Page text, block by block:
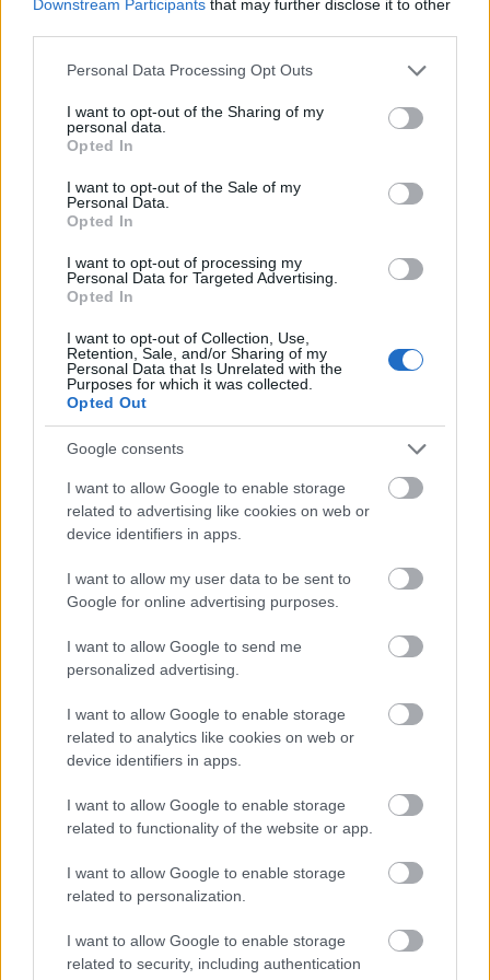
Downstream Participants that may further disclose it to other
Please note that this website/app uses one or more Google
not limited to your visit or usage behaviour. You may click to
grant or deny consent to Google and its third-party tags to
use your data for below specified purposes in below Google
consent section.
Personal Data Processing Opt Outs
I want to opt-out of the Sharing of my
personal data.
Opted In
I want to opt-out of the Sale of my
Personal Data.
Opted In
I want to opt-out of processing my
Personal Data for Targeted Advertising.
Opted In
I want to opt-out of Collection, Use,
Retention, Sale, and/or Sharing of my
Personal Data that Is Unrelated with the
Purposes for which it was collected.
Opted Out
Google consents
I want to allow Google to enable storage
related to advertising like cookies on web or
device identifiers in apps.
I want to allow my user data to be sent to
Google for online advertising purposes.
I want to allow Google to send me
personalized advertising.
I want to allow Google to enable storage
related to analytics like cookies on web or
device identifiers in apps.
I want to allow Google to enable storage
related to functionality of the website or app.
I want to allow Google to enable storage
related to personalization.
I want to allow Google to enable storage
related to security, including authentication
μακροχρόνιας ανεργίας και τουβοηθήματος
προπληρωμή του Δώρου Χριστουγέννων
σε
επιδοτούμενουςανέργους, στις δικαιούχους
ειδικής παροχής προστασίας της
πιστώσεις των επιδομάτων
Χριστουγέννωνθα γίνουν αυτόματα από τη
Δημόσια Υπηρεσία Απασχόλησης
λογαριασμούς.Δεν απαιτείται καμία ενέργεια από
τους δικαιούχουςκαι δεν υφίσταται κανένας
λόγος προσέλευσης στα Κέντρα Προώθησης
Απασχόλησης (ΚΠΑ2). Οι πληρωμές εμφανίζονται
στους τραπεζικούς λογαριασμούς εντός 3
εργάσιμων ημερών, μετά την καταβολή τους από τη
ΔΥΠΑ.
Υπενθυμίζεται ότιη προπληρωμή των
όσων ανέργων έχουν υποχρέωση
δήλωσης παρουσίας κατά το χρονικό διάστημα
πραγματοποιηθεί μετά την δήλωση παρουσίας, η
οποία γίνεται αποκλειστικά ηλεκτρονικά: gov.gr >
παρουσίας επιδοτούμενων ανέργων
Συντάξεις Ιανουαρίου
Νωρίτερα και συγκεκριμένα πριν την περίοδο των
εορτώνπρόκειται να πληρωθούν οι κύριες και